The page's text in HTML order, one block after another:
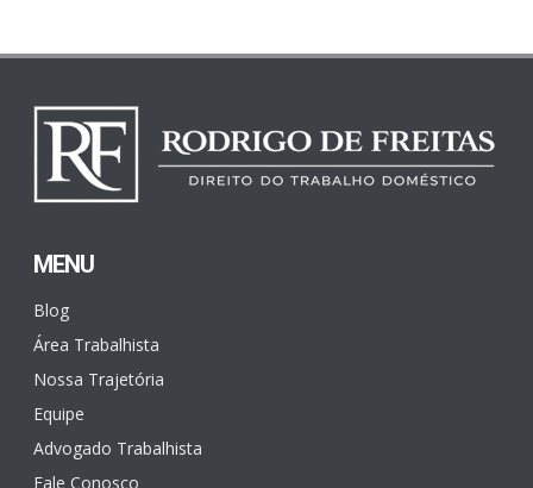
MENU
Blog
Área Trabalhista
Nossa Trajetória
Equipe
Advogado Trabalhista
Fale Conosco